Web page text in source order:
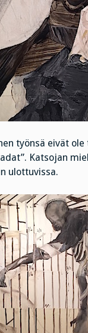
työnsä eivät
Katsojan
ulottuvissa.